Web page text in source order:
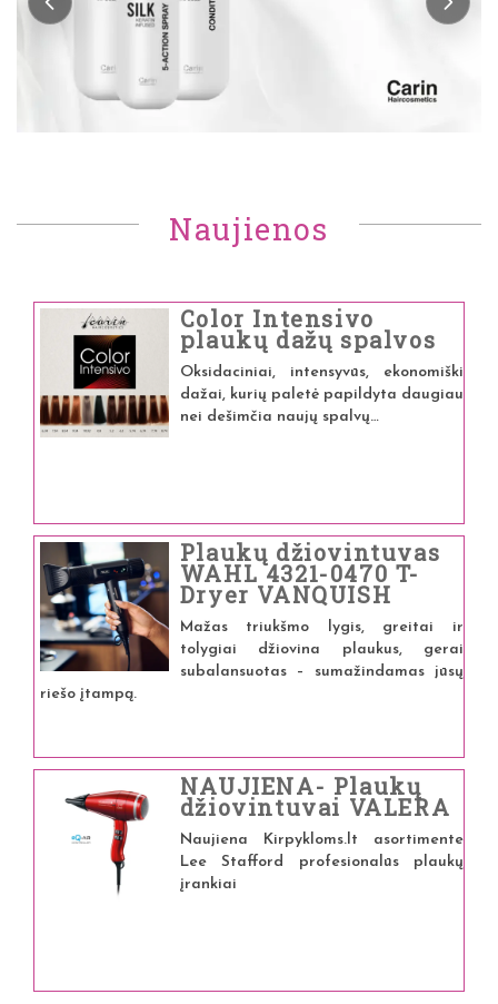
Naujienos
Color Intensivo
plaukų dažų spalvos
Oksidaciniai, intensyvūs, ekonomiški
dažai, kurių paletė papildyta daugiau
nei dešimčia naujų spalvų…
Plaukų džiovintuvas
WAHL 4321-0470 T-
Dryer VANQUISH
Mažas triukšmo lygis, greitai ir
tolygiai džiovina plaukus, gerai
subalansuotas – sumažindamas jūsų
riešo įtampą.
NAUJIENA- Plaukų
džiovintuvai VALERA
Naujiena Kirpykloms.lt asortimente
Lee Stafford profesionalūs plaukų
įrankiai